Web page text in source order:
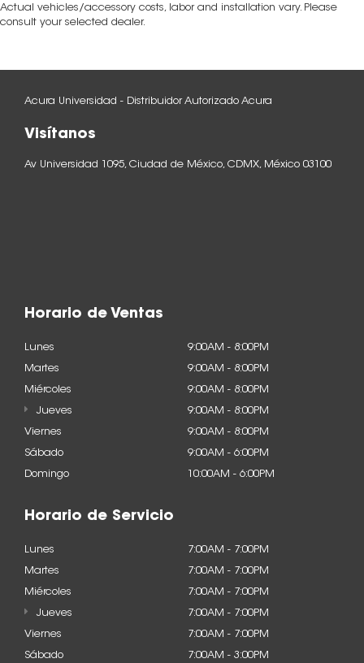
Actual vehicles/accessory costs, labor and installation vary. Please
consult your selected dealer.
Acura Universidad - Distribuidor Autorizado Acura
Visítanos
Av Universidad 1095, Ciudad de México, CDMX, México 03100
Horario de Ventas
Lunes
9:00AM - 8:00PM
Martes
9:00AM - 8:00PM
Miércoles
9:00AM - 8:00PM
Jueves
9:00AM - 8:00PM
Viernes
9:00AM - 8:00PM
Sábado
9:00AM - 6:00PM
Domingo
10:00AM - 6:00PM
Horario de Servicio
Lunes
7:00AM - 7:00PM
Martes
7:00AM - 7:00PM
Miércoles
7:00AM - 7:00PM
Jueves
7:00AM - 7:00PM
Viernes
7:00AM - 7:00PM
Sábado
7:00AM - 3:00PM